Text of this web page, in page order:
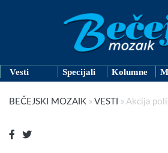
Vesti Specijali Kolumne
BEČEJSKI MOZAIK » VESTI » Akcija